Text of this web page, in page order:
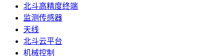
北斗高精度终端
监测传感器
天线
北斗云平台
机械控制